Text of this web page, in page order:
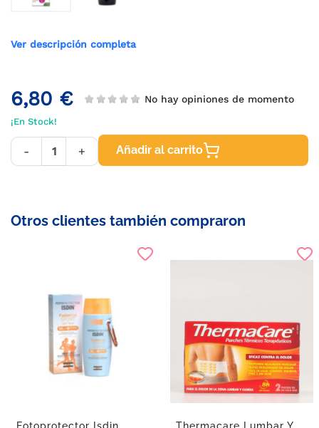
Ver descripción completa
6,80 € No hay opiniones de momento
¡En Stock!
- + Añadir al carrito
Otros clientes también compraron